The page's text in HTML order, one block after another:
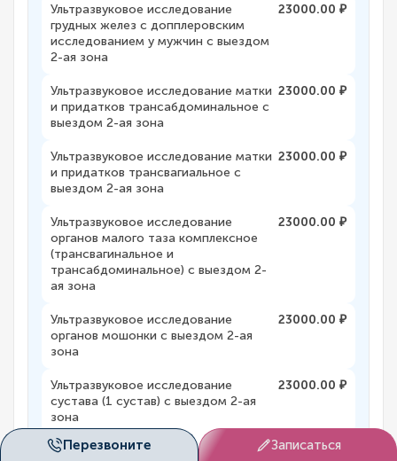
Перезвоните Записаться
Ультразвуковое исследование
грудных желез с допплеровским
исследованием у мужчин с выездом
2-ая зона
23000.00 ₽
Ультразвуковое исследование матки
и придатков трансабдоминальное с
выездом 2-ая зона
23000.00 ₽
Ультразвуковое исследование матки
и придатков трансвагиальное с
выездом 2-ая зона
23000.00 ₽
Ультразвуковое исследование
органов малого таза комплексное
(трансвагинальное и
трансабдоминальное) с выездом 2-
ая зона
23000.00 ₽
Ультразвуковое исследование
органов мошонки с выездом 2-ая
зона
23000.00 ₽
Ультразвуковое исследование
сустава (1 сустав) с выездом 2-ая
зона
23000.00 ₽
Ультразвуковое исследование
23000.00 ₽